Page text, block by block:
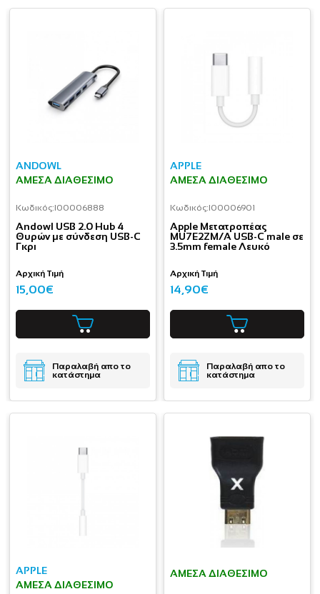
ANDOWL
ΆΜΕΣΑ ΔΙΑΘΈΣΙΜΟ
Κωδικός:I00006888
Andowl USB 2.0 Hub 4
Θυρών με σύνδεση USB-C
Γκρι
Αρχική Τιμή
15,00€
Παραλαβή απο το
κατάστημα
APPLE
ΆΜΕΣΑ ΔΙΑΘΈΣΙΜΟ
Κωδικός:I00006901
Apple Μετατροπέας
MU7E2ZM/A USB-C male σε
3.5mm female Λευκό
Αρχική Τιμή
14,90€
Παραλαβή απο το
κατάστημα
APPLE
ΆΜΕΣΑ ΔΙΑΘΈΣΙΜΟ
ΆΜΕΣΑ ΔΙΑΘΈΣΙΜΟ